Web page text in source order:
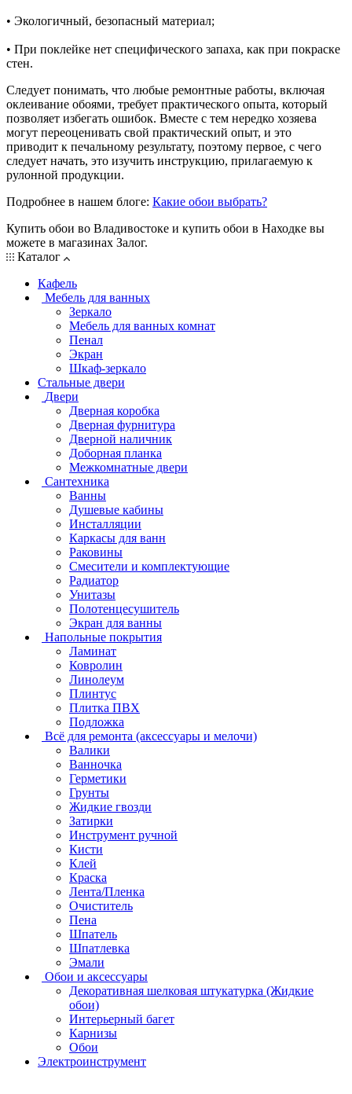
• Экологичный, безопасный материал;
• При поклейке нет специфического запаха, как при покраске
стен.
Следует понимать, что любые ремонтные работы, включая
оклеивание обоями, требует практического опыта, который
позволяет избегать ошибок. Вместе с тем нередко хозяева
могут переоценивать свой практический опыт, и это
приводит к печальному результату, поэтому первое, с чего
следует начать, это изучить инструкцию, прилагаемую к
рулонной продукции.
Подробнее в нашем блоге: Какие обои выбрать?
Купить обои во Владивостоке и купить обои в Находке вы
можете в магазинах Залог.
Каталог
Кафель
Мебель для ванных
Зеркало
Мебель для ванных комнат
Пенал
Экран
Шкаф-зеркало
Стальные двери
Двери
Дверная коробка
Дверная фурнитура
Дверной наличник
Доборная планка
Межкомнатные двери
Сантехника
Ванны
Душевые кабины
Инсталляции
Каркасы для ванн
Раковины
Смесители и комплектующие
Радиатор
Унитазы
Полотенцесушитель
Экран для ванны
Напольные покрытия
Ламинат
Ковролин
Линолеум
Плинтус
Плитка ПВХ
Подложка
Всё для ремонта (аксессуары и мелочи)
Валики
Ванночка
Герметики
Грунты
Жидкие гвозди
Затирки
Инструмент ручной
Кисти
Клей
Краска
Лента/Пленка
Очиститель
Пена
Шпатель
Шпатлевка
Эмали
Обои и аксессуары
Декоративная шелковая штукатурка (Жидкие
обои)
Интерьерный багет
Карнизы
Обои
Электроинструмент